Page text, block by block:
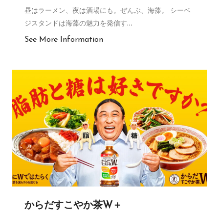
昼はラーメン、夜は酒場にも。ぜんぶ、海藻。 シーベ
ジスタンドは海藻の魅力を発信す…
See More Information
からだすこやか茶W＋